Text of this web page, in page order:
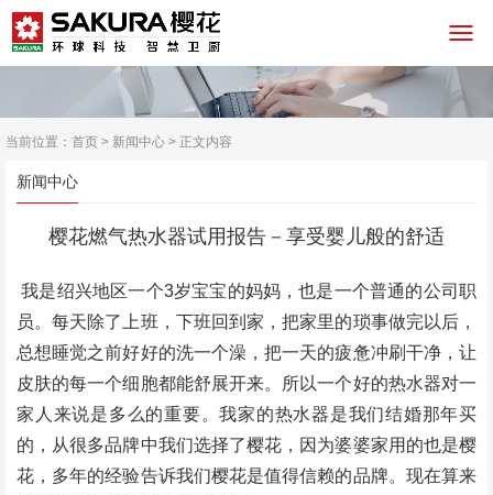
当前位置： 首页 > 新闻中心 > 正文内容
新闻中心
樱花燃气热水器试用报告－享受婴儿般的舒适
我是绍兴地区一个3岁宝宝的妈妈，也是一个普通的公司职
员。每天除了上班，下班回到家，把家里的琐事做完以后，
总想睡觉之前好好的洗一个澡，把一天的疲惫冲刷干净，让
皮肤的每一个细胞都能舒展开来。所以一个好的热水器对一
家人来说是多么的重要。我家的热水器是我们结婚那年买
的，从很多品牌中我们选择了樱花，因为婆婆家用的也是樱
花，多年的经验告诉我们樱花是值得信赖的品牌。现在算来